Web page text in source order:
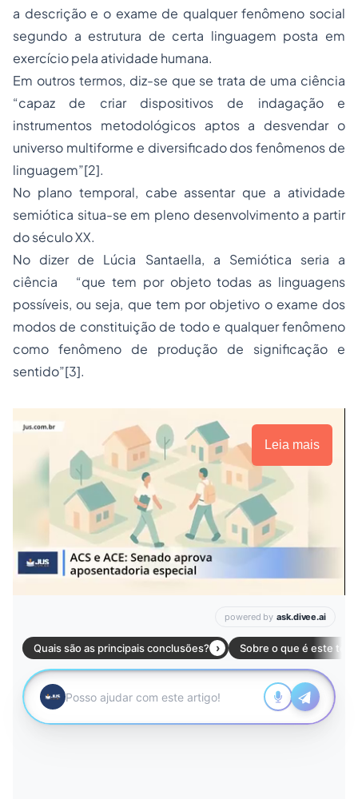
a descrição e o exame de qualquer fenômeno social
segundo a estrutura de certa linguagem posta em
exercício pela atividade humana.
Em outros termos, diz-se que se trata de uma ciência
“capaz de criar dispositivos de indagação e
instrumentos metodológicos aptos a desvendar o
universo multiforme e diversificado dos fenômenos de
linguagem”[2].
No plano temporal, cabe assentar que a atividade
semiótica situa-se em pleno desenvolvimento a partir
do século XX.
No dizer de Lúcia Santaella, a Semiótica seria a
ciência “que tem por objeto todas as linguagens
possíveis, ou seja, que tem por objetivo o exame dos
modos de constituição de todo e qualquer fenômeno
como fenômeno de produção de significação e
sentido”[3].
Leia mais